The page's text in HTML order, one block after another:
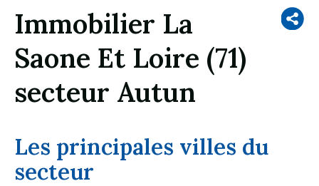
Immobilier La
Saone Et Loire (71)
secteur Autun
Les principales villes du
secteur